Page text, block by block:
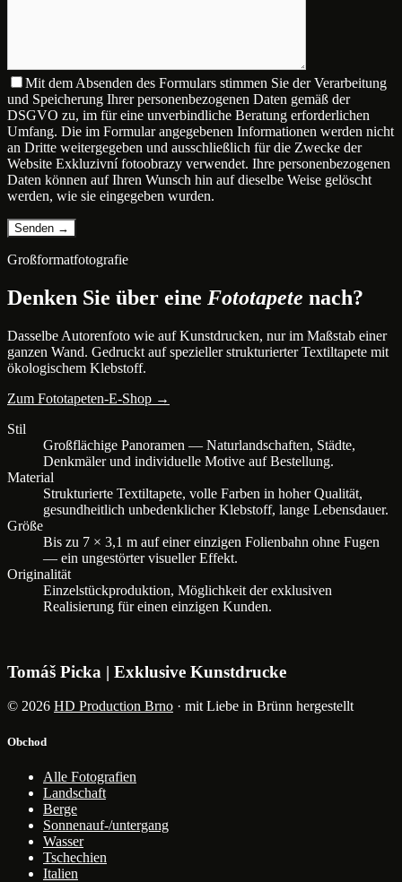
Mit dem Absenden des Formulars stimmen Sie der Verarbeitung
und Speicherung Ihrer personenbezogenen Daten gemäß der
DSGVO zu, im für eine unverbindliche Beratung erforderlichen
Umfang. Die im Formular angegebenen Informationen werden nicht
an Dritte weitergegeben und ausschließlich für die Zwecke der
Website Exkluzivní fotoobrazy verwendet. Ihre personenbezogenen
Daten können auf Ihren Wunsch hin auf dieselbe Weise gelöscht
werden, wie sie eingegeben wurden.
Großformatfotografie
Denken Sie über eine Fototapete nach?
Dasselbe Autorenfoto wie auf Kunstdrucken, nur im Maßstab einer
ganzen Wand. Gedruckt auf spezieller strukturierter Textiltapete mit
ökologischem Klebstoff.
Zum Fototapeten-E-Shop →
Stil
Großflächige Panoramen — Naturlandschaften, Städte,
Denkmäler und individuelle Motive auf Bestellung.
Material
Strukturierte Textiltapete, volle Farben in hoher Qualität,
gesundheitlich unbedenklicher Klebstoff, lange Lebensdauer.
Größe
Bis zu 7 × 3,1 m auf einer einzigen Folienbahn ohne Fugen
— ein ungestörter visueller Effekt.
Originalität
Einzelstückproduktion, Möglichkeit der exklusiven
Realisierung für einen einzigen Kunden.
Tomáš Picka | Exklusive Kunstdrucke
© 2026 HD Production Brno · mit Liebe in Brünn hergestellt
Obchod
Alle Fotografien
Landschaft
Berge
Sonnenauf-/untergang
Wasser
Tschechien
Italien